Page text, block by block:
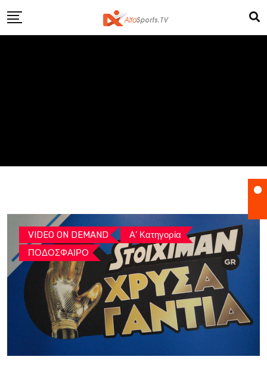
to
VIDEO ON DEMAND
Α’ Κατηγορία
ΠΟΔΟΣΦΑΙΡΟ